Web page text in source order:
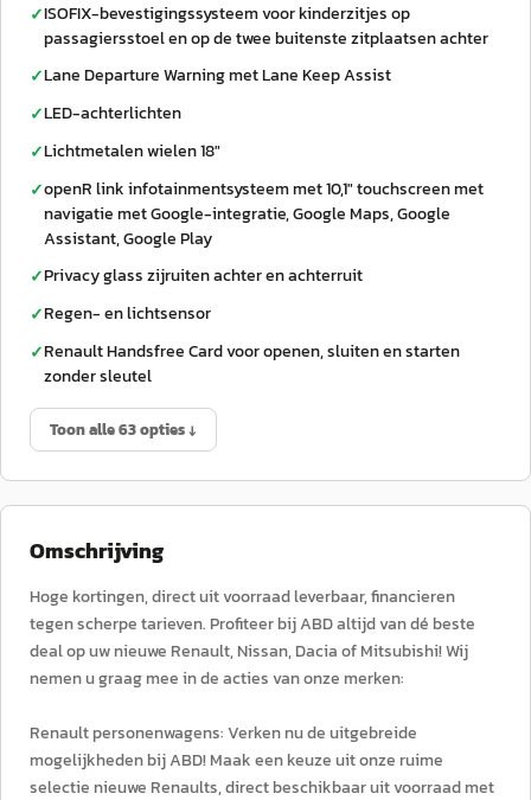
✓ISOFIX-bevestigingssysteem voor kinderzitjes op
passagiersstoel en op de twee buitenste zitplaatsen achter
✓Lane Departure Warning met Lane Keep Assist
✓LED-achterlichten
✓Lichtmetalen wielen 18"
✓openR link infotainmentsysteem met 10,1" touchscreen met
navigatie met Google-integratie, Google Maps, Google
Assistant, Google Play
✓Privacy glass zijruiten achter en achterruit
✓Regen- en lichtsensor
✓Renault Handsfree Card voor openen, sluiten en starten
zonder sleutel
Toon alle 63 opties ↓
Omschrijving
Hoge kortingen, direct uit voorraad leverbaar, financieren
tegen scherpe tarieven. Profiteer bij ABD altijd van dé beste
deal op uw nieuwe Renault, Nissan, Dacia of Mitsubishi! Wij
nemen u graag mee in de acties van onze merken:
Renault personenwagens: Verken nu de uitgebreide
mogelijkheden bij ABD! Maak een keuze uit onze ruime
selectie nieuwe Renaults, direct beschikbaar uit voorraad met